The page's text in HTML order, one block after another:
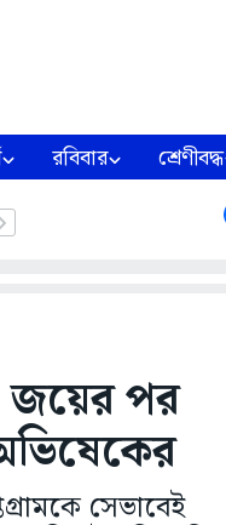
রবিবার শ্রেণীবদ্ধ
জয়ের পর
সেভাবেই